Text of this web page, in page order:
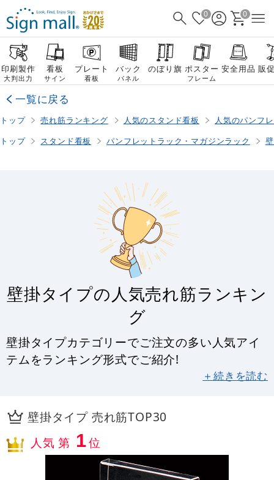
0 0
印刷製作
大判出力
看板
サイン
プレート
看板
バック
パネル
のぼり旗 ポスター
フレーム
安全用品 販
一覧に戻る
トップ 売れ筋ランキング 人気のスタンド看板
人気のパンフ
トップ
スタンド看板 パンフレットラック・マガジンラック
壁掛タイプの人気売れ筋ランキン
グ
壁掛タイプカテゴリーでご注文の多い人気アイ
テムをランキング形式でご紹介!
＋続きを読む
壁掛タイプ 売れ筋TOP30
人気 第 1位